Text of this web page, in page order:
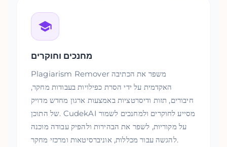
מחנכים וחוקרים
Plagiarism Remover משפר את הכתיבה
האקדמית על ידי הסרת כפילויות בעבודות מחקר,
חיבורים, תזות ודיסרטציות באמצעות ארגון מחדש מדויק
של התוכן. CudekAI מסייע לחוקרים ולמחנכים לשמור
על מקוריות, לשפר את הבהירות ולהפיק עבודה מוכנה
להגשה עבור מכללות, אוניברסיטאות ומרכזי מחקר.